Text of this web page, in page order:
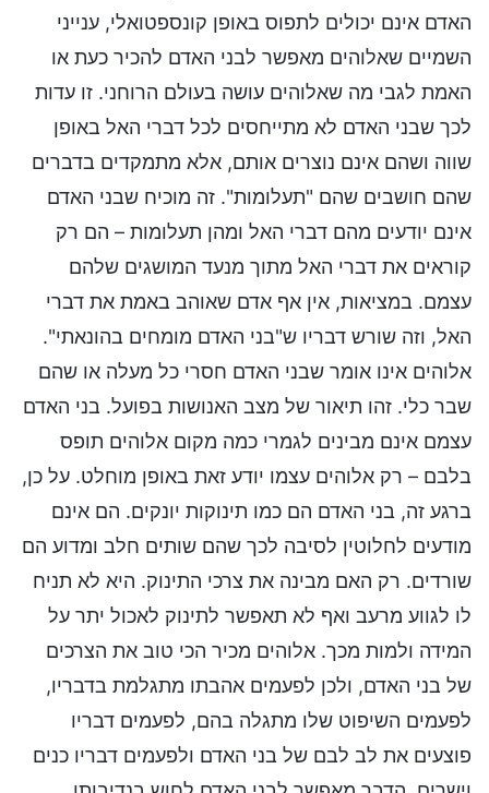
האדם אינם יכולים לתפוס באופן קונספטואלי, ענייני
השמיים שאלוהים מאפשר לבני האדם להכיר כעת או
האמת לגבי מה שאלוהים עושה בעולם הרוחני. זו עדות
לכך שבני האדם לא מתייחסים לכל דברי האל באופן
שווה ושהם אינם נוצרים אותם, אלא מתמקדים בדברים
שהם חושבים שהם "תעלומות". זה מוכיח שבני האדם
אינם יודעים מהם דברי האל ומהן תעלומות – הם רק
קוראים את דברי האל מתוך מנעד המושגים שלהם
עצמם. במציאות, אין אף אדם שאוהב באמת את דברי
האל, וזה שורש דבריו ש"בני האדם מומחים בהונאתי".
אלוהים אינו אומר שבני האדם חסרי כל מעלה או שהם
שבר כלי. זהו תיאור של מצב האנושות בפועל. בני האדם
עצמם אינם מבינים לגמרי כמה מקום אלוהים תופס
בלבם – רק אלוהים עצמו יודע זאת באופן מוחלט. על כן,
ברגע זה, בני האדם הם כמו תינוקות יונקים. הם אינם
מודעים לחלוטין לסיבה לכך שהם שותים חלב ומדוע הם
שורדים. רק האם מבינה את צרכי התינוק. היא לא תניח
לו לגווע מרעב ואף לא תאפשר לתינוק לאכול יתר על
המידה ולמות מכך. אלוהים מכיר הכי טוב את הצרכים
של בני האדם, ולכן לפעמים אהבתו מתגלמת בדבריו,
לפעמים השיפוט שלו מתגלה בהם, לפעמים דבריו
פוצעים את לב לבם של בני האדם ולפעמים דבריו כנים